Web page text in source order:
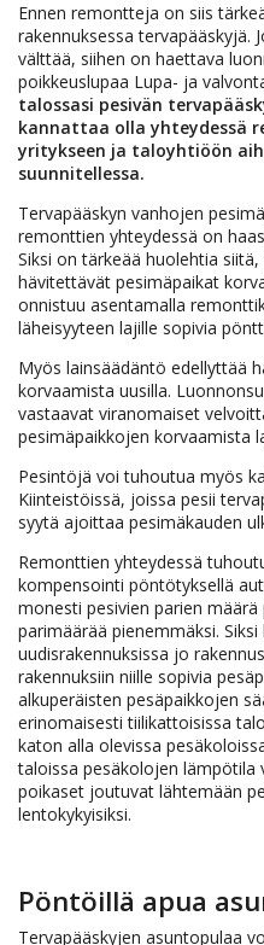
Ennen remontteja on siis
rakennuksessa tervapääskyjä.
välttää, siihen on haettava
poikkeuslupaa Lupa- ja
talossasi pesivän
kannattaa olla yhteydessä
yritykseen ja taloyhtiöön
suunnitellessa.
Tervapääskyn vanhojen
remonttien yhteydessä on
Siksi on tärkeää huolehtia
hävitettävät pesimäpaikat
onnistuu asentamalla
läheisyyteen lajille sopivia
Myös lainsäädäntö edellyttää
korvaamista uusilla.
vastaavat viranomaiset
pesimäpaikkojen korvaamista
Pesintöjä voi tuhoutua myös
Kiinteistöissä, joissa pesii
syytä ajoittaa pesimäkauden
Remonttien yhteydessä
kompensointi pöntötyksellä
monesti pesivien parien
parimäärää pienemmäksi.
uudisrakennuksissa jo
rakennuksiin niille sopivia
alkuperäisten pesäpaikkojen
erinomaisesti tiilikattoisissa
katon alla olevissa
taloissa pesäkolojen lämpötila
poikaset joutuvat lähtemään
lentokykyisiksi.
Pöntöillä apua
Tervapääskyjen asuntopulaa